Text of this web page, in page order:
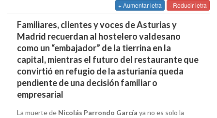
+ Aumentar letra - Reducir letra
Familiares, clientes y voces de Asturias y
Madrid recuerdan al hostelero valdesano
como un “embajador” de la tierrina en la
capital, mientras el futuro del restaurante que
convirtió en refugio de la asturianía queda
pendiente de una decisión familiar o
empresarial
La muerte de Nicolás Parrondo García ya no es solo la